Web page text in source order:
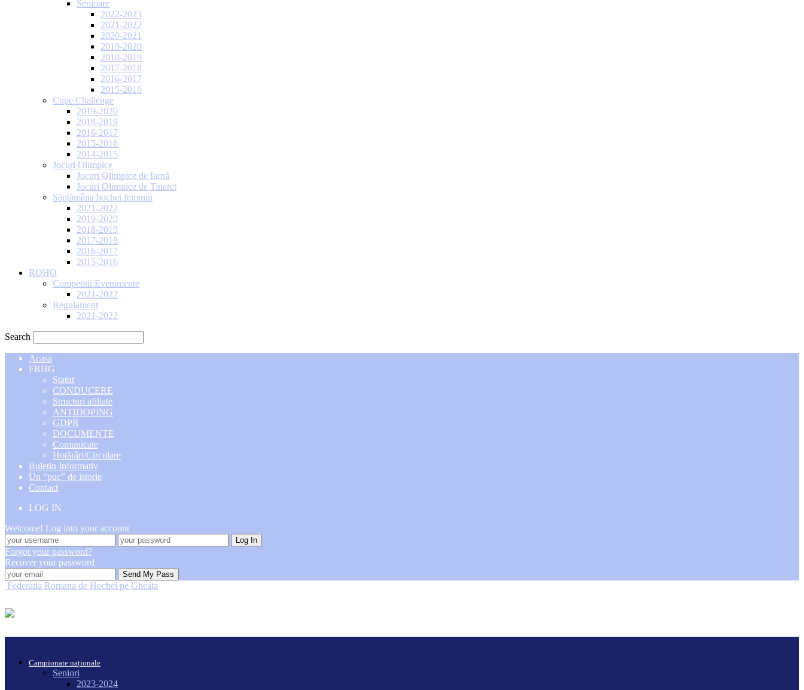
Senioare
2022-2023
2021-2022
2020-2021
2019-2020
2018-2019
2017-2018
2016-2017
2015-2016
Cupe Challenge
2019-2020
2018-2019
2016-2017
2015-2016
2014-2015
Jocuri Olimpice
Jocuri Olimpice de Iarnă
Jocuri Olimpice de Tineret
Săptămâna hochei feminin
2021-2022
2019-2020
2018-2019
2017-2018
2016-2017
2015-2016
ROHO
Competitii Evenimente
2021-2022
Regulament
2021-2022
Search
Acasa
FRHG
Statut
CONDUCERE
Structuri afiliate
ANTIDOPING
GDPR
DOCUMENTE
Comunicate
Hotărâri/Circulare
Buletin Informativ
Un “puc” de istorie
Contact
LOG IN
Welcome! Log into your account
Forgot your password?
Recover your password
Federatia Romana de Hochei pe Gheata
Campionate naționale
Seniori
2023-2024